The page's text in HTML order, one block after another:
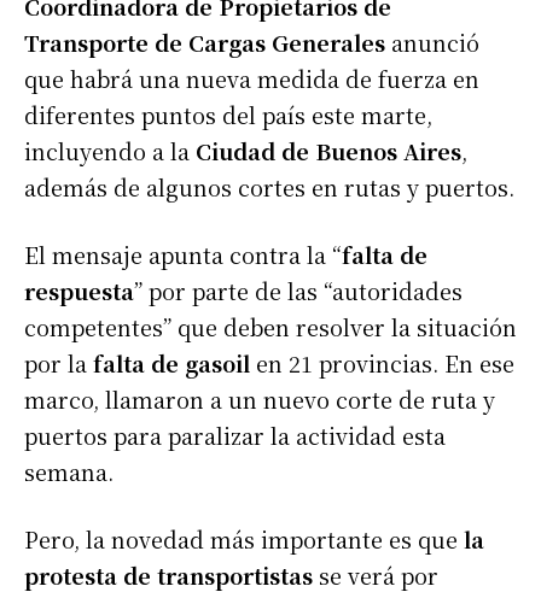
Transporte de Cargas Generales anunció
que habrá una nueva medida de fuerza en
diferentes puntos del país este marte,
incluyendo a la Ciudad de Buenos Aires,
además de algunos cortes en rutas y puertos.
El mensaje apunta contra la “falta de
respuesta” por parte de las “autoridades
competentes” que deben resolver la situación
por la falta de gasoil en 21 provincias. En ese
marco, llamaron a un nuevo corte de ruta y
puertos para paralizar la actividad esta
semana.
Pero, la novedad más importante es que la
protesta de transportistas se verá por